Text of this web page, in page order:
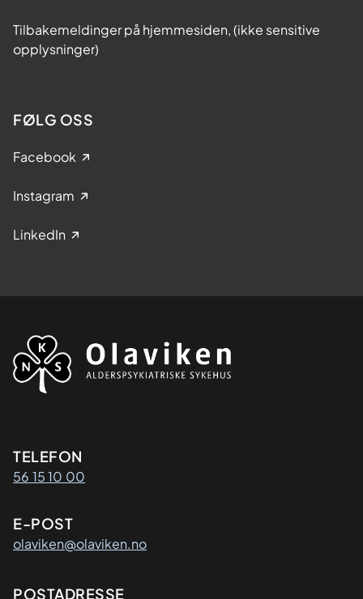
Tilbakemeldinger på hjemmesiden, (ikke sensitive
opplysninger)
FØLG OSS
Facebook
Instagram
LinkedIn
Kontaktinformasjon
TELEFON
56 15 10 00
E-POST
olaviken@olaviken.no
POSTADRESSE